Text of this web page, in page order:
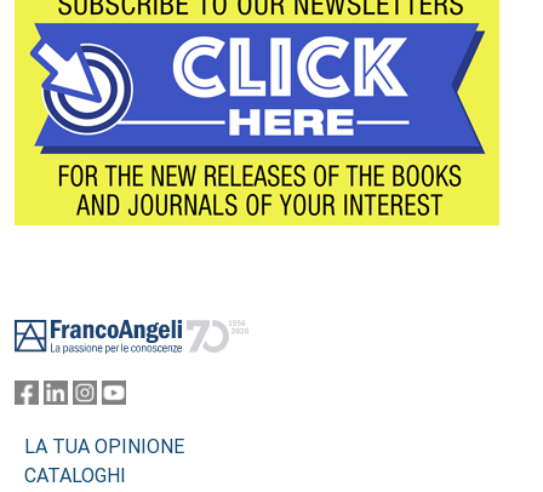
LA TUA OPINIONE
CATALOGHI